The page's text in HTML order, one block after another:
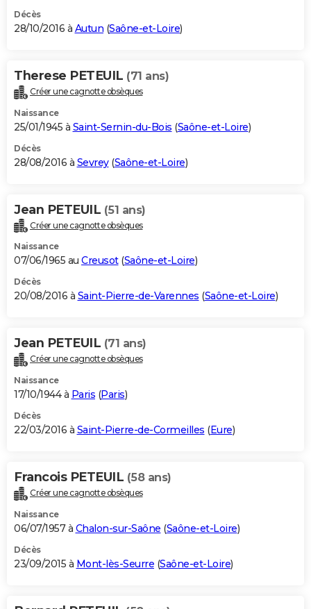
Décès
28/10/2016 à Autun (Saône-et-Loire)
Therese PETEUIL (71 ans)
Créer une cagnotte obsèques
Naissance
25/01/1945 à Saint-Sernin-du-Bois (Saône-et-Loire)
Décès
28/08/2016 à Sevrey(Saône-et-Loire)
Jean PETEUIL (51 ans)
Créer une cagnotte obsèques
Naissance
07/06/1965 au Creusot(Saône-et-Loire)
Décès
20/08/2016 à Saint-Pierre-de-Varennes (Saône-et-Loire)
Jean PETEUIL (71 ans)
Créer une cagnotte obsèques
Naissance
17/10/1944 à Paris (Paris)
Décès
22/03/2016 à Saint-Pierre-de-Cormeilles (Eure)
Francois PETEUIL (58 ans)
Créer une cagnotte obsèques
Naissance
06/07/1957 à Chalon-sur-Saône (Saône-et-Loire)
Décès
23/09/2015 à Mont-lès-Seurre (Saône-et-Loire)